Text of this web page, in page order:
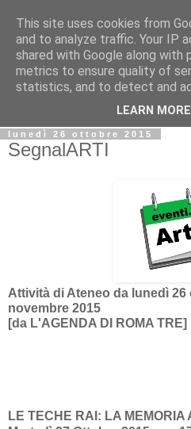
Biblio@rti in
Il Blog della Biblioteca di Area
informazioni iniziative incontri
lunedì 26 ottobre 2015
SegnalARTI
Attività di Ateneo da lunedì
novembre 2015
[da L'AGENDA DI ROMA TRE]
LE TECHE RAI: LA MEMORIA
This site uses cookies from
and to analyze traffic. Your IP
shared with Google along with
metrics to ensure quality of
statistics, and to detect and
LEARN MORE